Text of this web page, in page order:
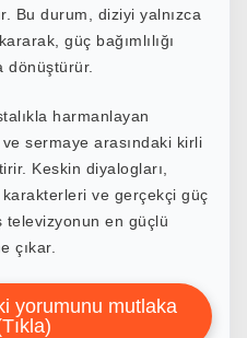
Bu durum, diziyi yalnızca
güç bağımlılığı
dönüştürür.
harmanlayan
sermaye arasındaki kirli
Keskin diyalogları,
ve gerçekçi güç
televizyonun en güçlü
çıkar.
yorumunu mutlaka